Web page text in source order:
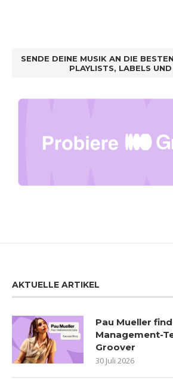
SENDE DEINE MUSIK AN DIE
PLAYLISTS, LABELS
AKTUELLE ARTIKEL
Pau Mueller
Management-
Groover
30 Juli 2026